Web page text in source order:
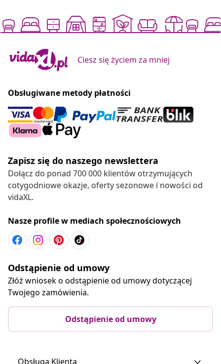
Ciesz się życiem za mniej
Obsługiwane metody płatności
Zapisz się do naszego newslettera
Dołącz do ponad 700 000 klientów otrzymujących
cotygodniowe okazje, oferty sezonowe i nowości od
vidaXL.
Nasze profile w mediach społecznościowych
Odstąpienie od umowy
Złóż wniosek o odstąpienie od umowy dotyczącej
Twojego zamówienia.
Odstąpienie od umowy
Obsługa Klienta